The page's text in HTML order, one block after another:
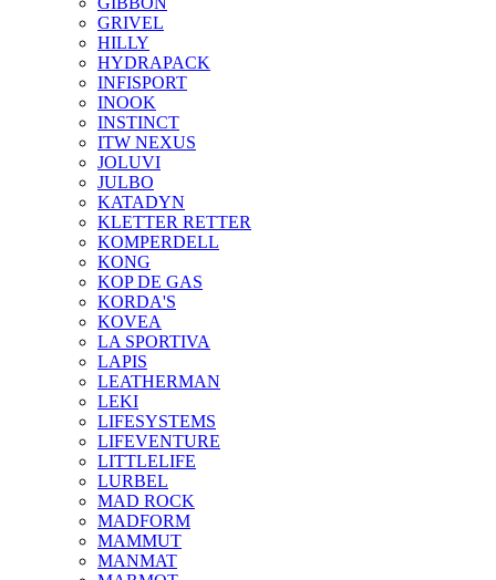
GRIVEL
HILLY
HYDRAPACK
INFISPORT
INOOK
INSTINCT
ITW NEXUS
JOLUVI
JULBO
KATADYN
KLETTER RETTER
KOMPERDELL
KONG
KOP DE GAS
KORDA'S
KOVEA
LA SPORTIVA
LAPIS
LEATHERMAN
LEKI
LIFESYSTEMS
LIFEVENTURE
LITTLELIFE
LURBEL
MAD ROCK
MADFORM
MAMMUT
MANMAT